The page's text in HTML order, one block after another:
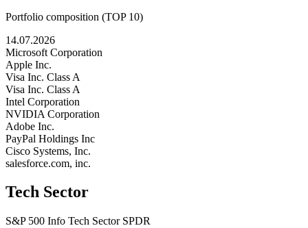
Portfolio composition (TOP 10)
14.07.2026
Microsoft Corporation
Apple Inc.
Visa Inc. Class A
Visa Inc. Class A
Intel Corporation
NVIDIA Corporation
Adobe Inc.
PayPal Holdings Inc
Cisco Systems, Inc.
salesforce.com, inc.
Tech Sector
S&P 500 Info Tech Sector SPDR